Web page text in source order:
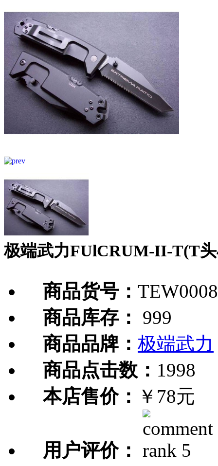
极端武力FUlCRUM-II-T(T
商品货号：
商品库存：
999
商品品牌： 极端武力
商品点击数： 1998
本店售价： ￥78元
用户评价：